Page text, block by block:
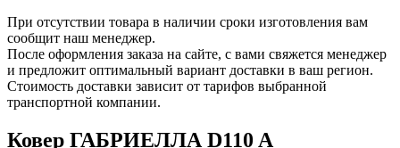
При отсутствии товара в наличии сроки изготовления вам
сообщит наш менеджер.
После оформления заказа на сайте, с вами свяжется менеджер
и предложит оптимальный вариант доставки в ваш регион.
Стоимость доставки зависит от тарифов выбранной
транспортной компании.
Ковер ГАБРИЕЛЛА D110 A